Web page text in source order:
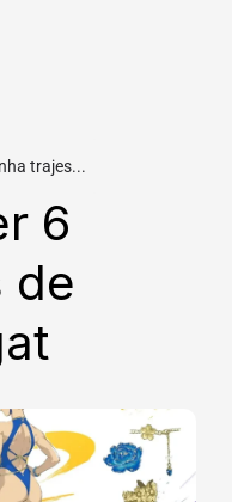
trajes...
6
de